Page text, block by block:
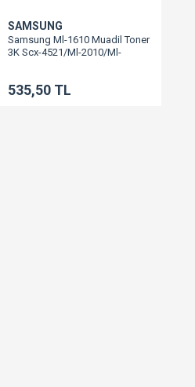
SAMSUNG
Samsung Ml-1610 Muadil Toner
3K Scx-4521/Ml-2010/Ml-
535,50 TL